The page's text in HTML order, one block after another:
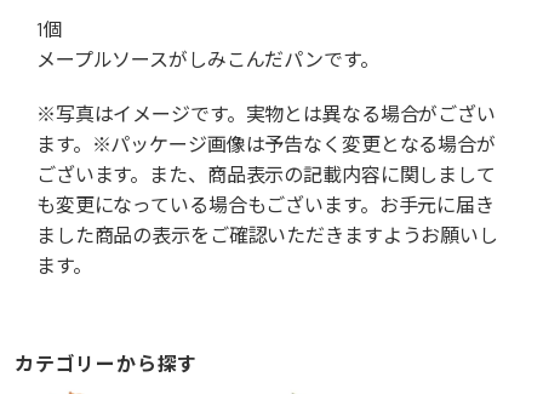
1個
メープルソースがしみこんだパンです。
※写真はイメージです。実物とは異なる場合がござい
ます。※パッケージ画像は予告なく変更となる場合が
ございます。また、商品表示の記載内容に関しまして
も変更になっている場合もございます。お手元に届き
ました商品の表示をご確認いただきますようお願いし
ます。
カテゴリーから探す